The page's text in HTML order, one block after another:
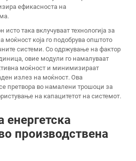
ефикасноста на
така вклучуваат технологија за
моќност која го подобрува општото
системи. Со одржување на фактор
овие модули го намалуваат
моќност и минимизираат
излез на моќност. Ова
претвора во намалени трошоци за
на капацитетот на системот.
енергетска
производствена